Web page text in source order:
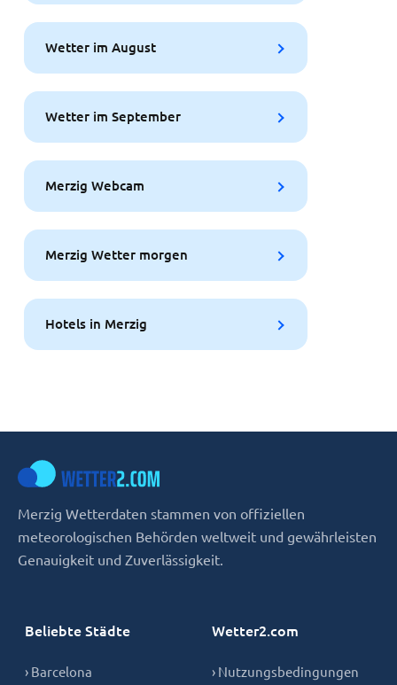
Wetter im August
Wetter im September
Merzig Webcam
Merzig Wetter morgen
Hotels in Merzig
Merzig Wetterdaten stammen von offiziellen
meteorologischen Behörden weltweit und gewährleisten
Genauigkeit und Zuverlässigkeit.
Beliebte Städte
› Barcelona
Wetter2.com
› Nutzungsbedingungen